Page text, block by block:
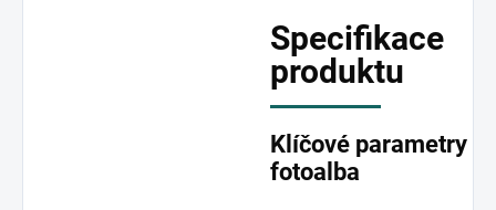
Specifikace
produktu
Klíčové parametry
fotoalba